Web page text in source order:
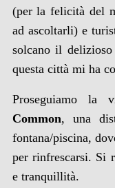
(per la felicità del
ad ascoltarli) e
solcano il
questa città mi ha
Proseguiamo
Common, una
fontana/piscina,
per rinfrescarsi. Si
e tranquillità.